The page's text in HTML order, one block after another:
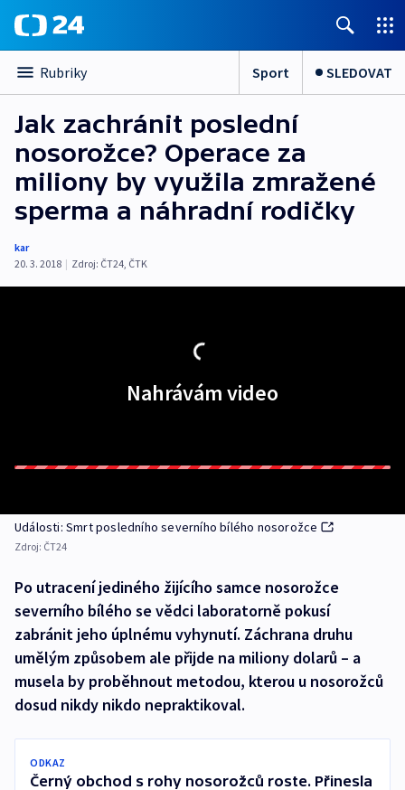
Rubriky Sport SLEDOVAT
Jak zachránit poslední
nosorožce? Operace za
miliony by využila zmražené
sperma a náhradní rodičky
kar
20. 3. 2018 | Zdroj: ČT24, ČTK
Nahrávám video
Události: Smrt posledního severního bílého nosorožce
Zdroj: ČT24
Po utracení jediného žijícího samce nosorožce
severního bílého se vědci laboratorně pokusí
zabránit jeho úplnému vyhynutí. Záchrana druhu
umělým způsobem ale přijde na miliony dolarů – a
musela by proběhnout metodou, kterou u nosorožců
dosud nikdy nikdo nepraktikoval.
ODKAZ
Černý obchod s rohy nosorožců roste. Přinesla